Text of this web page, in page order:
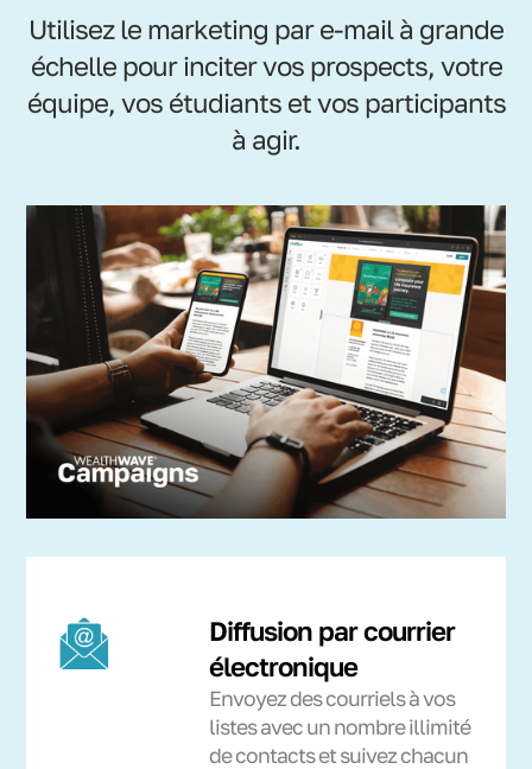
Utilisez le marketing par e-mail à grande
échelle pour inciter vos prospects, votre
équipe, vos étudiants et vos participants
à agir.
Diffusion par courrier
électronique
Envoyez des courriels à vos
listes avec un nombre illimité
de contacts et suivez chacun